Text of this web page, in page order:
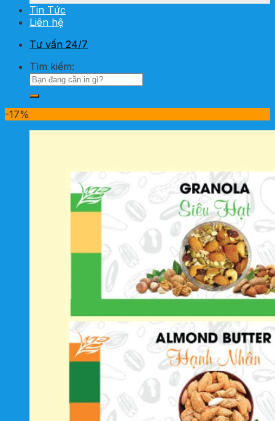
Tin Tức
Liên hệ
Tư vấn 24/7
Tìm kiếm:
-17%